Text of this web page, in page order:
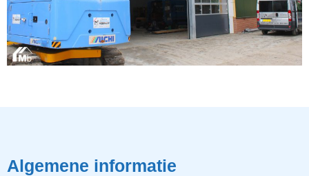
Algemene informatie